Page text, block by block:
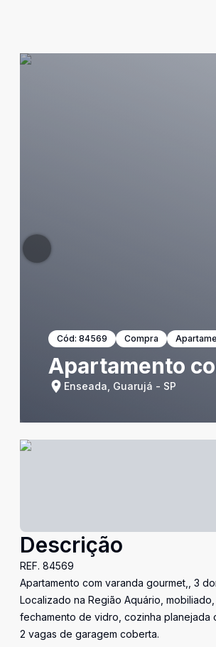
Cód: 84569 Compra
Apartamento
Enseada, Guarujá - SP
Descrição
REF. 84569
Apartamento com varanda gourmet,, 3
Localizado na Região Aquário,
fechamento de vidro, cozinha planejada
2 vagas de garagem coberta.